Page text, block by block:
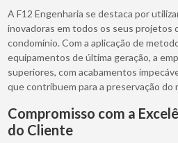
A F12 Engenharia se destaca por
inovadoras em todos os seus projetos
condomínio. Com a aplicação de
equipamentos de última geração, a
superiores, com acabamentos
que contribuem para a preservação do
Compromisso com a
do Cliente